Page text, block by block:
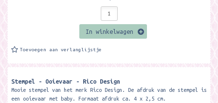
In winkelwagen
Toevoegen aan verlanglijstje
Stempel - Ooievaar - Rico Design
Mooie stempel van het merk Rico Design. De afdruk van de stempel is
een ooievaar met baby. Formaat afdruk ca. 4 x 2,5 cm.